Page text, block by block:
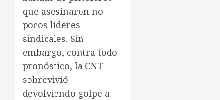
que asesinaron no
pocos líderes
sindicales. Sin
embargo, contra todo
pronóstico, la CNT
sobrevivió
devolviendo golpe a